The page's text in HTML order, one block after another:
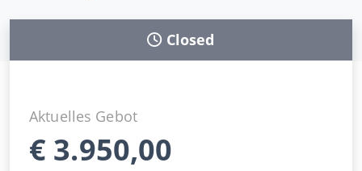
Closed
Aktuelles Gebot
€ 3.950,00